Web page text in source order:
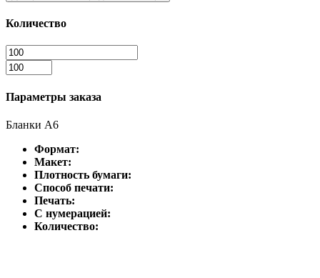
Количество
Параметры заказа
Бланки А6
Формат:
Макет:
Плотность бумаги:
Способ печати:
Печать:
С нумерацией:
Количество: